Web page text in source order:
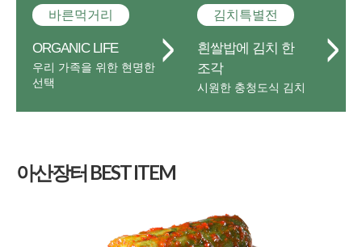
바른먹거리
ORGANIC LIFE
우리 가족을 위한 현명한
선택
김치특별전
흰쌀밥에 김치 한
조각
시원한 충청도식 김치
아산장터 BEST ITEM